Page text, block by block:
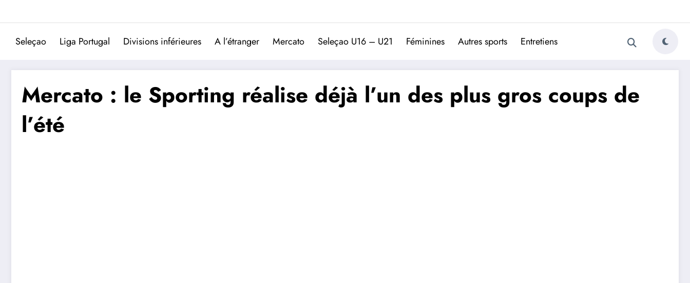
Trivela
L'actualité du football portugais
Seleçao Liga Portugal Divisions inférieures A l’étranger Mercato Seleçao U16 – U21 Féminines Autres sports Entretiens
Mercato : le Sporting réalise déjà l’un des plus gros coups de
l’été